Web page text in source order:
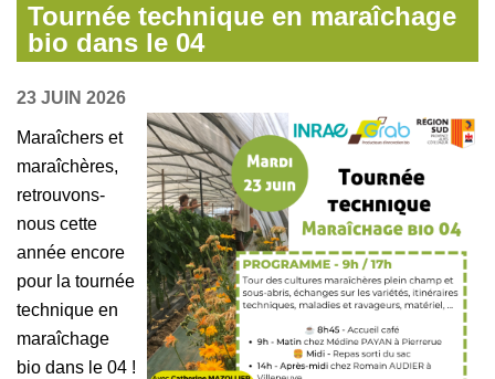
Tournée technique en maraîchage
bio dans le 04
23 JUIN 2026
Maraîchers et
maraîchères,
retrouvons-
nous cette
année encore
pour la tournée
technique en
maraîchage
bio dans le 04 !